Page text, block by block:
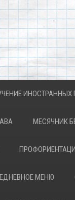
МЕСЯЧНИК
МЕНЮ